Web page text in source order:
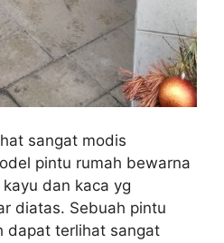
sangat modis
pintu rumah bewarna
dan kaca yg
diatas. Sebuah pintu
dapat terlihat sangat